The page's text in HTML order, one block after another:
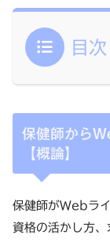
目次
保健師から
【概論】
保健師がWebラ
資格の活かし方